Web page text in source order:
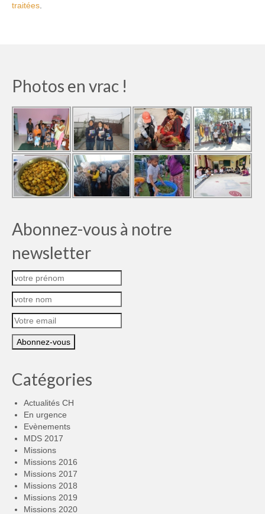
traitées
Photos en vrac !
Abonnez-vous à notre
newsletter
Catégories
Actualités CH
En urgence
Evènements
MDS 2017
Missions
Missions 2016
Missions 2017
Missions 2018
Missions 2019
Missions 2020